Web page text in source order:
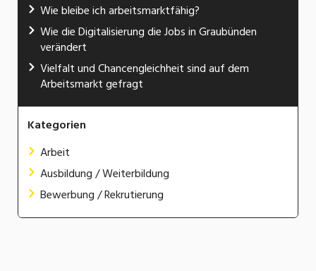
Wie bleibe ich arbeitsmarktfähig?
Wie die Digitalisierung die Jobs in Graubünden
verändert
Vielfalt und Chancengleichheit sind auf dem
Arbeitsmarkt gefragt
Kategorien
Arbeit
Ausbildung / Weiterbildung
Bewerbung / Rekrutierung